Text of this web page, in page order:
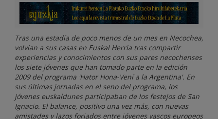
Tras una estadía de poco menos de un mes en Necochea,
volvían a sus casas en Euskal Herria tras compartir
experiencias y conocimientos con sus pares necochenses
los siete jóvenes que han tomado parte en la edición
2009 del programa 'Hator Hona-Vení a la Argentina'. En
sus últimas jornadas en el seno del programa, los
jóvenes euskaldunes participaban de los festejos de San
Ignacio. El balance, positivo una vez más, con nuevas
amistades y lazos forjados entre jóvenes vascos europeos